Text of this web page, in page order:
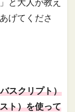
と大人が教え
げてくださ
スクリプト）
ト）を使って